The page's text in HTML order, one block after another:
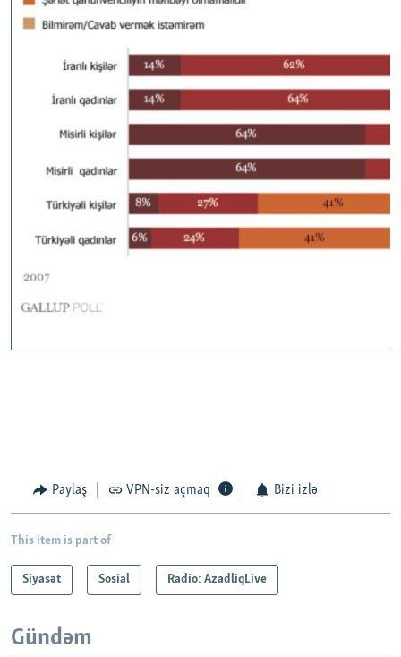
Paylaş VPN-siz açmaq Bizi izlə
This item is part of
Siyasət Sosial Radio: AzadliqLive
Gündəm